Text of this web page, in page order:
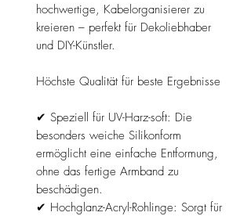
hochwertige, Kabelorganisierer zu
kreieren – perfekt für Dekoliebhaber
und DIY-Künstler.
Höchste Qualität für beste Ergebnisse
✔ Speziell für UV-Harz-soft: Die
besonders weiche Silikonform
ermöglicht eine einfache Entformung,
ohne das fertige Armband zu
beschädigen.
✔ Hochglanz-Acryl-Rohlinge: Sorgt für